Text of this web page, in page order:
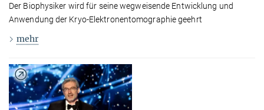
Der Biophysiker wird für seine wegweisende Entwicklung und
Anwendung der Kryo-Elektronentomographie geehrt
mehr